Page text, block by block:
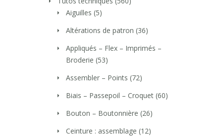
Aiguilles (5)
Altérations de patron (36)
Appliqués – Flex – Imprimés –
Broderie (53)
Assembler – Points (72)
Biais – Passepoil – Croquet (60)
Bouton – Boutonnière (26)
Ceinture : assemblage (12)